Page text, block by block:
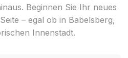
Beginnen Sie Ihr neues
– egal ob in Babelsberg,
Innenstadt.